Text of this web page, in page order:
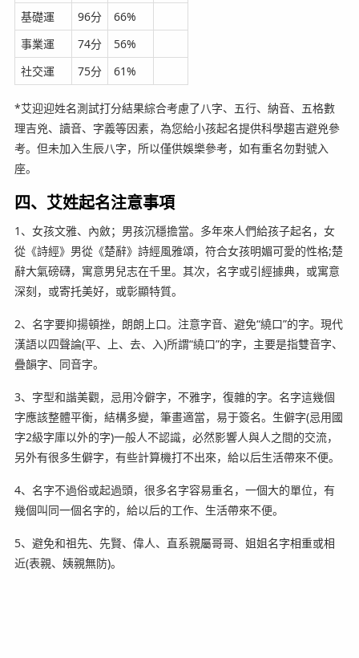
基礎運 96分
66%
事業運
74分
56%
社交運
75分 61%
*艾迎迎姓名測試打分結果綜合考慮了八字、五行、納音、五格數
理吉兇、讀音、字義等因素，為您給小孩起名提供科學趨吉避兇參
考。但未加入生辰八字，所以僅供娛樂參考，如有重名勿對號入
座。
四、艾姓起名注意事項
1、女孩文雅、內斂；男孩沉穩擔當。多年來人們給孩子起名，女
從《詩經》男從《楚辭》詩經風雅頌，符合女孩明媚可愛的性格;楚
辭大氣磅礴，寓意男兒志在千里。其次，名字或引經據典，或寓意
深刻，或寄托美好，或彰顯特質。
2、名字要抑揚頓挫，朗朗上口。注意字音、避免“繞口”的字。現代
漢語以四聲論(平、上、去、入)所謂“繞口”的字，主要是指雙音字、
疊韻字、同音字。
3、字型和諧美觀，忌用冷僻字，不雅字，復雜的字。名字這幾個
字應該整體平衡，結構多變，筆畫適當，易于簽名。生僻字(忌用國
字2級字庫以外的字)一般人不認識，必然影響人與人之間的交流，
另外有很多生僻字，有些計算機打不出來，給以后生活帶來不便。
4、名字不過俗或起過頭，很多名字容易重名，一個大的單位，有
幾個叫同一個名字的，給以后的工作、生活帶來不便。
5、避免和祖先、先賢、偉人、直系親屬哥哥、姐姐名字相重或相
近(表親、姨親無防)。